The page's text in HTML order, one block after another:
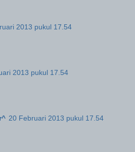
2013 pukul 17.54
2013 pukul 17.54
20 Februari 2013 pukul 17.54